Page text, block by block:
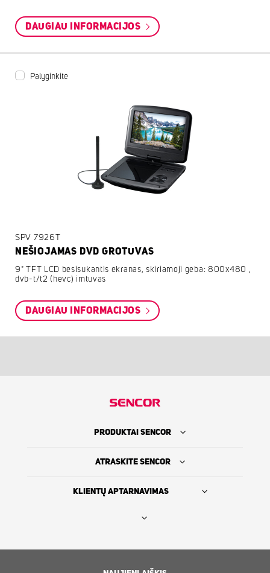
DAUGIAU INFORMACIJOS
Palyginkite
SPV 7926T
NEŠIOJAMAS DVD GROTUVAS
9" TFT LCD besisukantis ekranas, skiriamoji geba: 800x480 ,
dvb-t/t2 (hevc) imtuvas
DAUGIAU INFORMACIJOS
PRODUKTAI SENCOR
ATRASKITE SENCOR
KLIENTŲ APTARNAVIMAS